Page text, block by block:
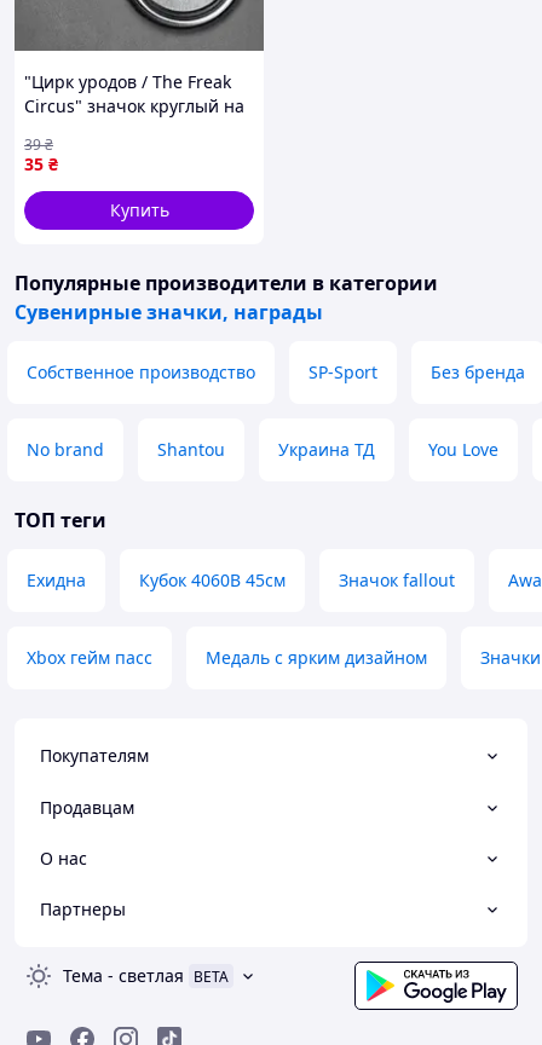
"Цирк уродов / The Freak
Circus" значок круглый на
35 ₴
39₴
Купить
Популярные производители в категории
Сувенирные значки, награды
Собственное производство SP-Sport Без бренда
No brand Shantou Украина ТД You Love
ТОП теги
Ехидна Кубок 4060В 45см Значок fallout
Xbox гейм пасс Медаль с ярким дизайном
Покупателям
Продавцам
О нас
Партнеры
Тема - светлая BETA